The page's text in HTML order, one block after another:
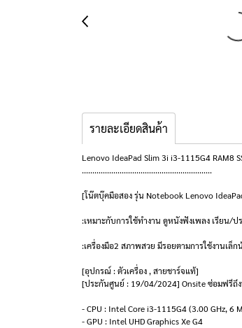
รายละเอียดสินค้า
Lenovo IdeaPad Slim 3i i3-1115G4 RAM8
..............................................................
[โน๊ตบุ๊คมือสอง รุ่น Notebook Lenovo
:เหมาะกับการใช้ทำงาน ดูหนังฟังเพลง เรียน/ป
:เครื่องมือ2 สภาพสวย มีรอยตามการใช้งานเ
[อุปกรณ์ : ตัวเครื่อง , สายชาร์จแท้]
[ประกันศูนย์ : 19/04/2024] Onsite ซ่อมฟรีถึ
- CPU : Intel Core i3-1115G4 (3.00 GHz, 6
- GPU : Intel UHD Graphics Xe G4